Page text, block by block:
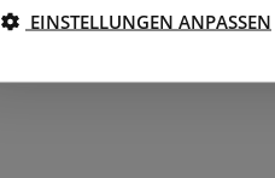
EINSTELLUNGEN ANPASSEN